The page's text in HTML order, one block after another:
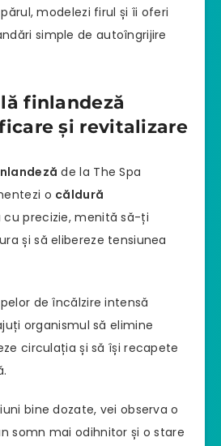
modelezi firul și îi oferi
simple de autoîngrijire
finlandeză
și revitalizare
de la The Spa
o căldură
precizie, menită să-ți
și să elibereze tensiunea
de încălzire intensă
organismul să elimine
circulația și să își recapete
bine dozate, vei observa o
somn mai odihnitor și o stare